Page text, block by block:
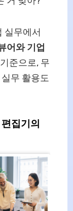
실무에서
어와 기업
준으로, 무
무 활용도
집기의